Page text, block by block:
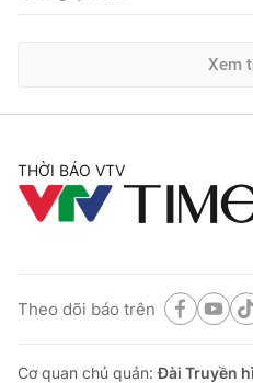
Xem
THỜI BÁO VTV
Theo dõi báo trên
Cơ quan chủ quản:Đài Truyền